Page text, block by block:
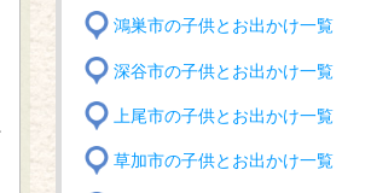
鴻巣市の子供とお出かけ一覧
深谷市の子供とお出かけ一覧
上尾市の子供とお出かけ一覧
草加市の子供とお出かけ一覧